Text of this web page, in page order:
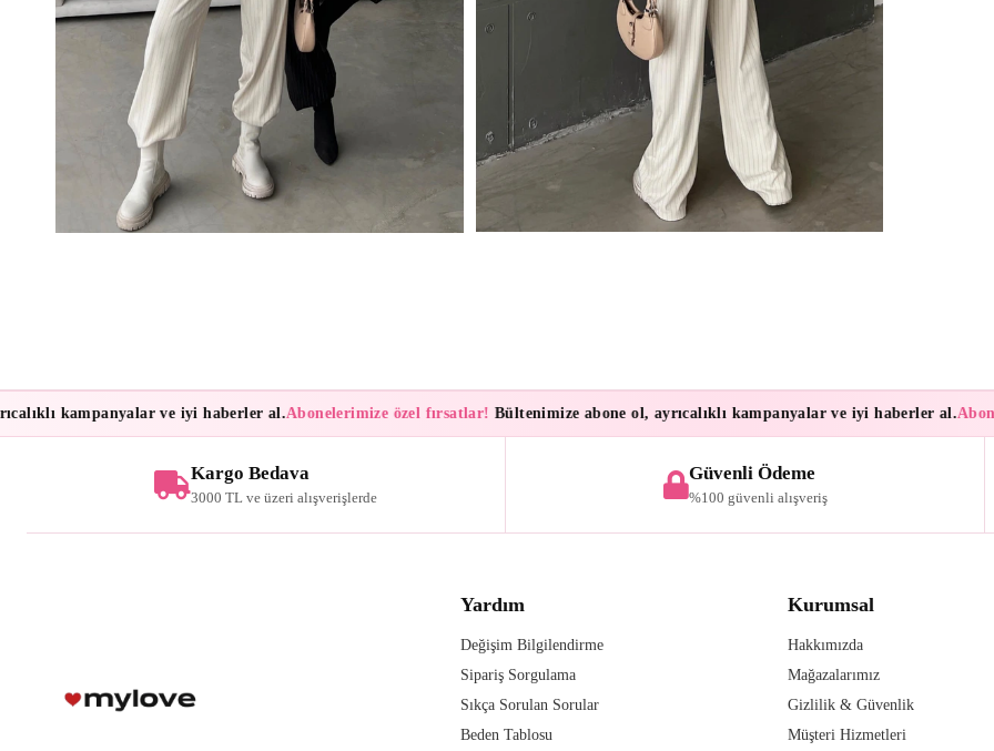
kampanyalar ve iyi haberler al. Abonelerimize özel fırsatlar!Bültenimize abone ol, ayrıcalıklı kampanyalar ve iyi haberler al.
Kargo Bedava
3000 TL ve üzeri alışverişlerde
Güvenli Ödeme
%100 güvenli alışveriş
Yardım
Değişim Bilgilendirme
Sipariş Sorgulama
Sıkça Sorulan Sorular
Beden Tablosu
Kurumsal
Hakkımızda
Mağazalarımız
Gizlilik & Güvenlik
Müşteri Hizmetleri